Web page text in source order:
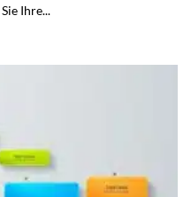
Ihre...